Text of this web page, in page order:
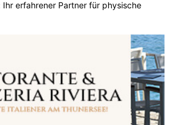
Ihr erfahrener Partner für physische